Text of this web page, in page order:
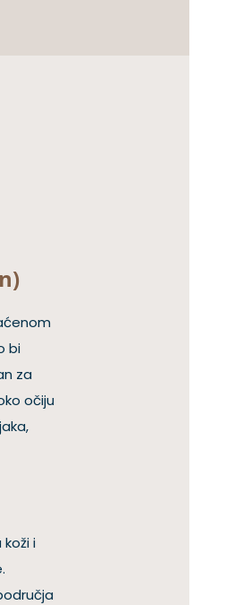
bi
za
očiju
i